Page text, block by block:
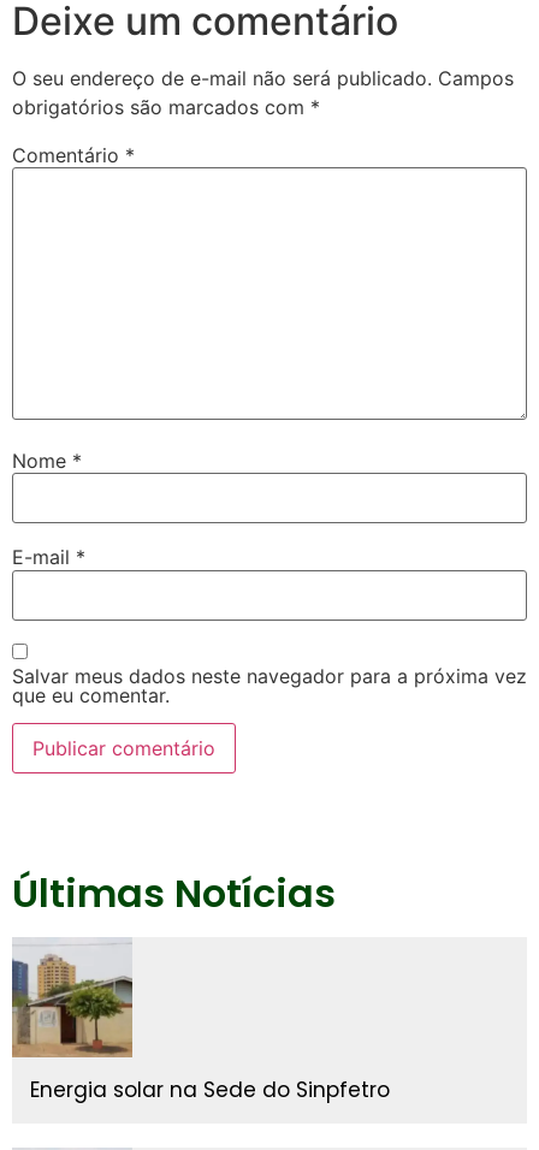
Deixe um comentário
O seu endereço de e-mail não será publicado. Campos
obrigatórios são marcados com *
Comentário *
Nome *
E-mail *
Salvar meus dados neste navegador para a próxima vez
que eu comentar.
Últimas Notícias
Energia solar na Sede do Sinpfetro